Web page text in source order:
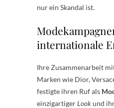
nur ein Skandal ist.
internationale
Ihre Zusammenarbeit
Marken wie Dior,
festigte ihren Ruf als
einzigartigerLookund